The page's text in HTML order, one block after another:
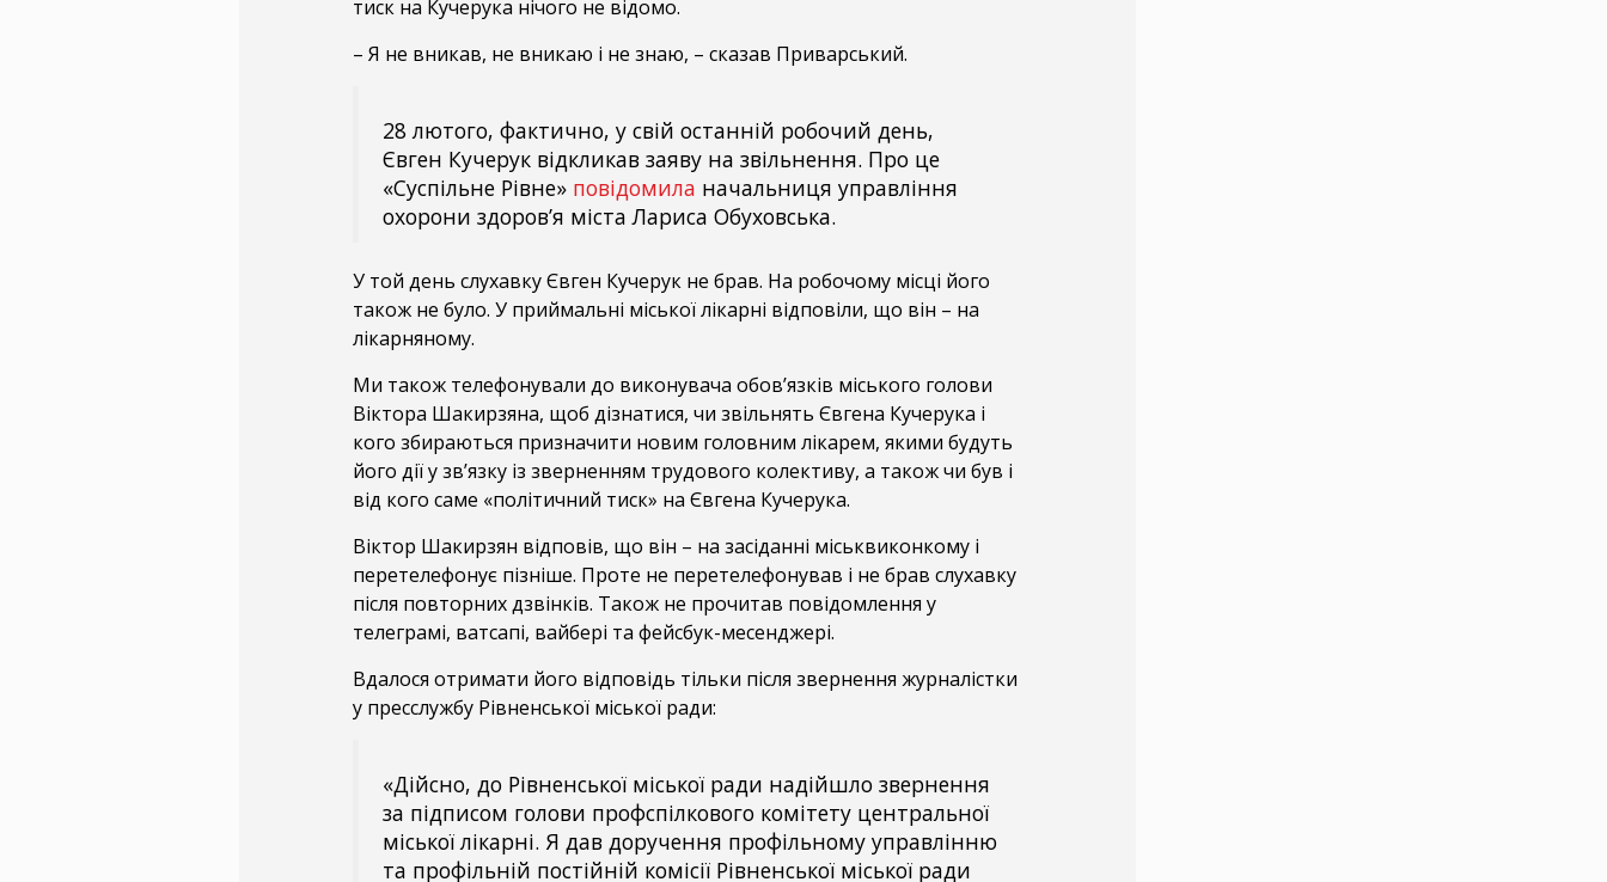
тиск на Кучерука нічого не відомо.
– Я не вникав, не вникаю і не знаю, – сказав Приварський.
28 лютого, фактично, у свій останній робочий день,
Євген Кучерук відкликав заяву на звільнення. Про це
«Суспільне Рівне» повідомила начальниця управління
охорони здоров’я міста Лариса Обуховська.
У той день слухавку Євген Кучерук не брав. На робочому місці його
також не було. У приймальні міської лікарні відповіли, що він – на
лікарняному.
Ми також телефонували до виконувача обов’язків міського голови
Віктора Шакирзяна, щоб дізнатися, чи звільнять Євгена Кучерука і
кого збираються призначити новим головним лікарем, якими будуть
його дії у зв’язку із зверненням трудового колективу, а також чи був і
від кого саме «політичний тиск» на Євгена Кучерука.
Віктор Шакирзян відповів, що він – на засіданні міськвиконкому і
перетелефонує пізніше. Проте не перетелефонував і не брав слухавку
після повторних дзвінків. Також не прочитав повідомлення у
телеграмі, ватсапі, вайбері та фейсбук-месенджері.
Вдалося отримати його відповідь тільки після звернення журналістки
у пресслужбу Рівненської міської ради:
«Дійсно, до Рівненської міської ради надійшло звернення
за підписом голови профспілкового комітету центральної
міської лікарні. Я дав доручення профільному управлінню
та профільній постійній комісії Рівненської міської ради